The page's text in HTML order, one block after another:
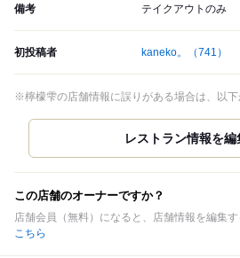
備考 テイクアウトのみ
初投稿者 kaneko。 （741）
※檸檬雫の店舗情報に誤りがある場合は、以下
この店舗のオーナーですか？
店舗会員（無料）になると、店舗情報を編集す
こちら